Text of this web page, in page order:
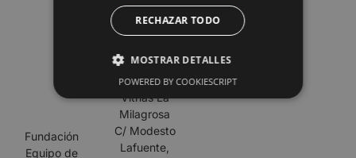
Fundación
Equipo de
19:00
Sábados y
cerrado
Hospital
Vithas La
Milagrosa
C/ Modesto
Lafuente,
Majadahonda
C/ El Barbero
28222
Majadahonda
RECHAZAR TODO
MOSTRAR DETALLES
POWERED BY COOKIESCRIPT